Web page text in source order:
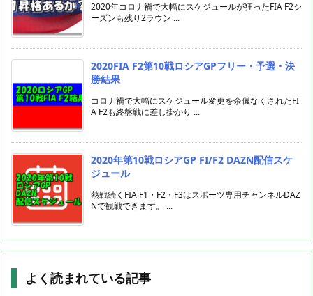
2020年コロナ禍で大幅にスケジュールが狂ったFIA F2シ
ーズンも残り2ラウン ...
2020FIA F2第10戦ロシアGPフリー・予選・決
勝結果
コロナ禍で大幅にスケジュール変更を余儀なくされたFI
A F2も終盤戦に差し掛かり ...
2020年第10戦ロシアGP FI/F2 DAZN配信スケ
ジュール
熱戦続くFIA F1・F2・F3はスポーツ専用チャンネルDAZ
Nで観戦できます。 ...
よく読まれている記事